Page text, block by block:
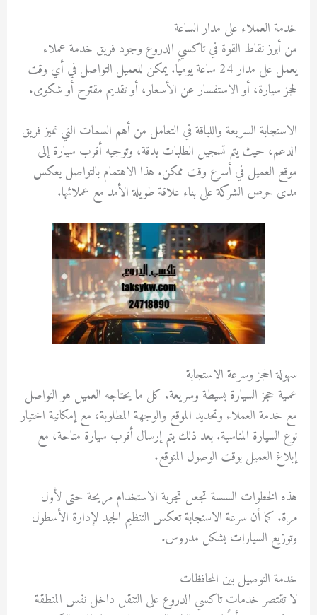
خدمة العملاء على مدار الساعة
من أبرز نقاط القوة في تاكسي الدروع وجود فريق خدمة عملاء
يعمل على مدار 24 ساعة يوميًا. يمكن للعميل التواصل في أي وقت
لحجز سيارة، أو الاستفسار عن الأسعار، أو تقديم مقترح أو شكوى.
الاستجابة السريعة واللباقة في التعامل من أهم السمات التي تميز فريق
الدعم، حيث يتم تسجيل الطلبات بدقة، وتوجيه أقرب سيارة إلى
موقع العميل في أسرع وقت ممكن. هذا الاهتمام بالتواصل يعكس
مدى حرص الشركة على بناء علاقة طويلة الأمد مع عملائها.
سهولة الحجز وسرعة الاستجابة
عملية حجز السيارة بسيطة وسريعة. كل ما يحتاجه العميل هو التواصل
مع خدمة العملاء وتحديد الموقع والوجهة المطلوبة، مع إمكانية اختيار
نوع السيارة المناسبة. بعد ذلك يتم إرسال أقرب سيارة متاحة، مع
إبلاغ العميل بوقت الوصول المتوقع.
هذه الخطوات السلسة تجعل تجربة الاستخدام مريحة حتى لأول
مرة. كما أن سرعة الاستجابة تعكس التنظيم الجيد لإدارة الأسطول
وتوزيع السيارات بشكل مدروس.
خدمة التوصيل بين المحافظات
لا تقتصر خدمات تاكسي الدروع على التنقل داخل نفس المنطقة